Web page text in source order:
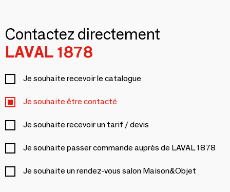
Contactez directement
LAVAL 1878
Je souhaite recevoir le catalogue
Je souhaite être contacté
Je souhaite recevoir un tarif / devis
Je souhaite passer commande auprès de LAVAL 1878
Je souhaite un rendez-vous salon Maison&Objet